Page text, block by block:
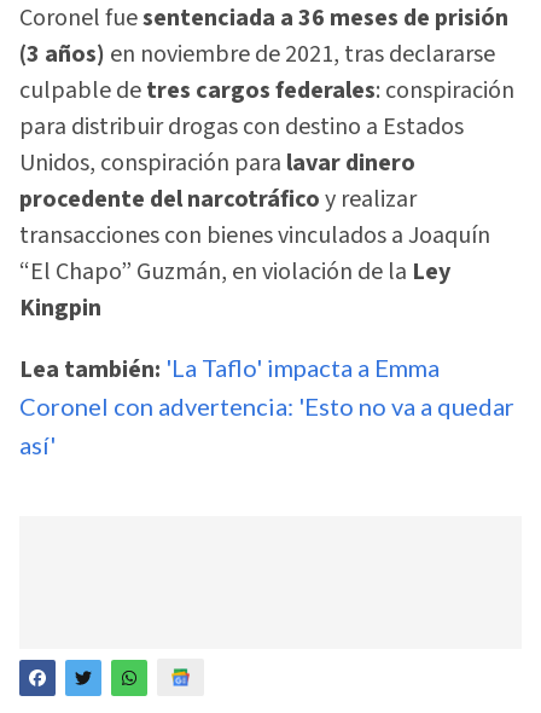
Coronel fuesentenciada a 36 meses de prisión
(3 años) en noviembre de 2021, tras declararse
culpable detres cargos federales: conspiración
para distribuir drogas con destino a Estados
Unidos, conspiración para lavar dinero
procedente del narcotráficoy realizar
transacciones con bienes vinculados a Joaquín
“El Chapo” Guzmán, en violación de la Ley
Kingpin
Lea también: 'La Taflo' impacta a Emma
Coronel con advertencia: 'Esto no va a quedar
así'